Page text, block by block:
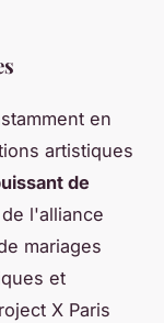
en
artistiques
de
l'alliance
mariages
et
X Paris